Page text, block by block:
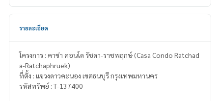
รายละเอียด
โครงการ : คาซ่า คอนโด รัชดา-ราชพฤกษ์ (Casa Condo Ratchad
a-Ratchaphruek)
ที่ตั้ง : แขวงดาวคะนอง เขตธนบุรี กรุงเทพมหานคร
รหัสทรัพย์ : T-137400